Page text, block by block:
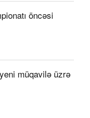
öncəsi
müqavilə üzrə